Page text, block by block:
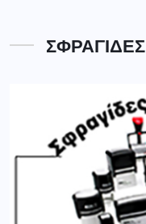
ΣΦΡΑΓΙΔΕΣ